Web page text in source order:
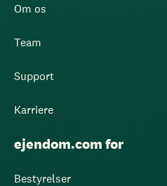
Om os
Team
Support
Karriere
ejendom.com for
Bestyrelser